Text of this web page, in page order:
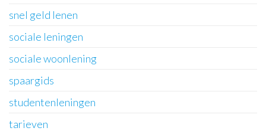
snel geld lenen
sociale leningen
sociale woonlening
spaargids
studentenleningen
tarieven